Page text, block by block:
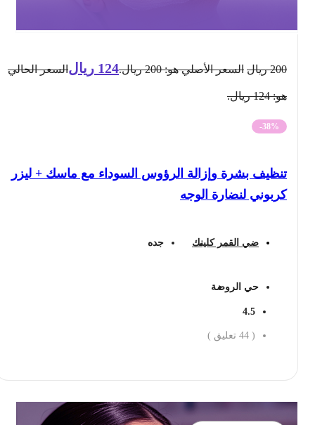
ريال السعر الأصلي هو: 200 ريال. 124 ريال السعر الحالي
-38%
تنظيف بشرة وإزالة الرؤوس السوداء مع ماسك + ليزر
كربوني لنضارة الوجه
ضي القمر كلينك جده
حي الروضة
4.5
44 تعليق )